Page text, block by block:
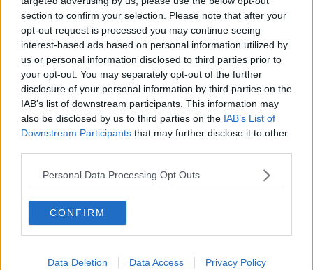
section to confirm your selection. Please note that after your
opt-out request is processed you may continue seeing
interest-based ads based on personal information utilized by
us or personal information disclosed to third parties prior to
your opt-out. You may separately opt-out of the further
disclosure of your personal information by third parties on the
IAB’s list of downstream participants. This information may
also be disclosed by us to third parties on the IAB’s List of
Downstream Participants that may further disclose it to other
Personal Data Processing Opt Outs
CONFIRM
Data Deletion Data Access Privacy Policy
panorama musicale con il piede giusto, e che valorizza la creatività
e il talento espressi dal territorio.
“È sempre motivo di orgoglio vedere artisti del nostro territorio
distinguersi nei propri ambiti professionali. - ha sottolineato il
sindaco Paolo Riccucci - Complimenti a Samuel per l'uscita del
nuovo singolo, che porta il nome di San Vincenzo oltre i confini
locali, e un sincero augurio per il proseguimento della sua attività
artistica”.